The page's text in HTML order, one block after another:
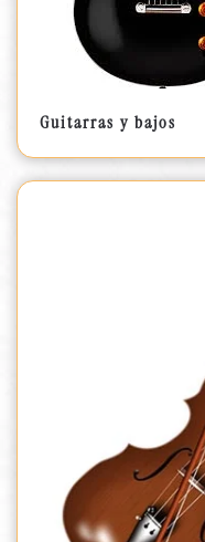
Guitarras y bajos